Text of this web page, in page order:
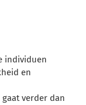
individuen
en
verder dan